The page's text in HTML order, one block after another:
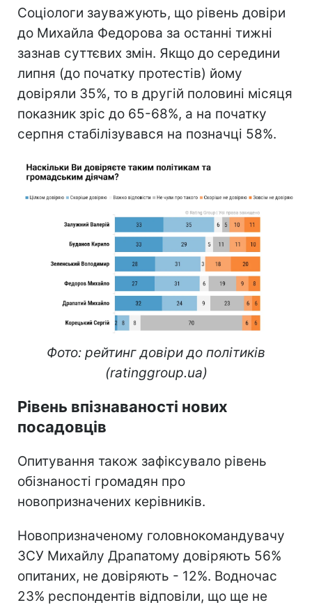
Соціологи зауважують, що рівень довіри
до Михайла Федорова за останні тижні
зазнав суттєвих змін. Якщо до середини
липня (до початку протестів) йому
довіряли 35%, то в другій половині місяця
показник зріс до 65-68%, а на початку
серпня стабілізувався на позначці 58%.
Фото: рейтинг довіри до політиків
(ratinggroup.ua)
Рівень впізнаваності нових
посадовців
Опитування також зафіксувало рівень
обізнаності громадян про
новопризначених керівників.
Новопризначеному головнокомандувачу
ЗСУ Михайлу Драпатому довіряють 56%
опитаних, не довіряють - 12%. Водночас
23% респондентів відповіли, що ще не